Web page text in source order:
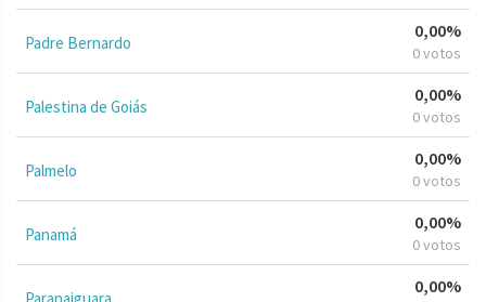
Padre Bernardo
0,00%
0 votos
Palestina de Goiás
0,00%
0 votos
Palmelo
0,00%
0 votos
Panamá
0,00%
0 votos
0,00%